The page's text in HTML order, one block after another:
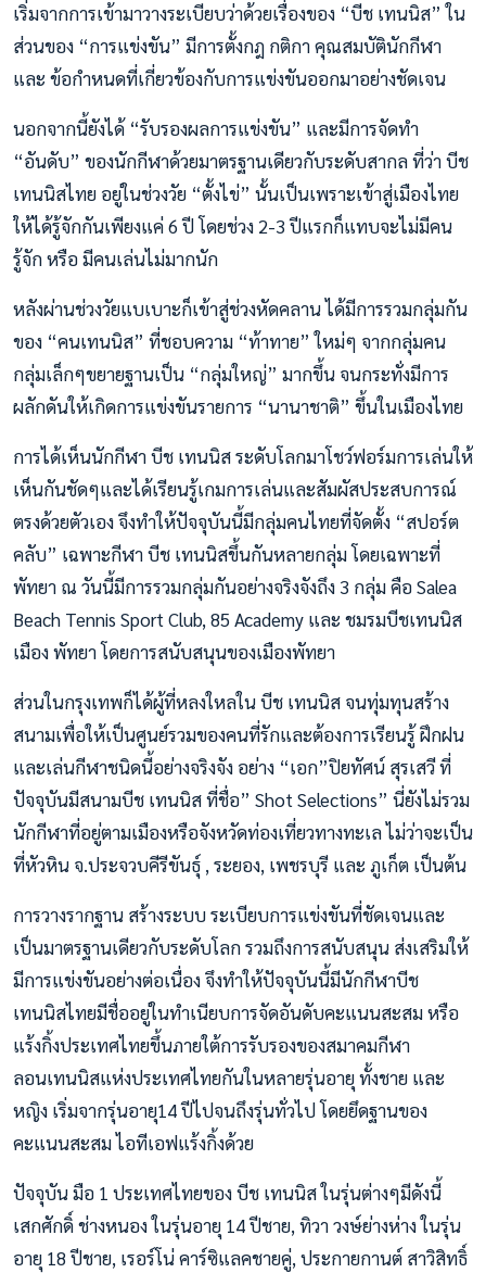
เริ่มจากการเข้ามาวางระเบียบว่าด้วยเรื่องของ “บีช เทนนิส” ใน
ส่วนของ “การแข่งขัน” มีการตั้งกฎ กติกา คุณสมบัตินักกีฬา
และ ข้อกำหนดที่เกี่ยวข้องกับการแข่งขันออกมาอย่างชัดเจน
นอกจากนี้ยังได้ “รับรองผลการแข่งขัน” และมีการจัดทำ
“อันดับ” ของนักกีฬาด้วยมาตรฐานเดียวกับระดับสากล ที่ว่า บีช
เทนนิสไทย อยู่ในช่วงวัย “ตั้งไข่” นั้นเป็นเพราะเข้าสู่เมืองไทย
ให้ได้รู้จักกันเพียงแค่ 6 ปี โดยช่วง 2-3 ปีแรกก็แทบจะไม่มีคน
รู้จัก หรือ มีคนเล่นไม่มากนัก
หลังผ่านช่วงวัยแบเบาะก็เข้าสู่ช่วงหัดคลาน ได้มีการรวมกลุ่มกัน
ของ “คนเทนนิส” ที่ชอบความ “ท้าทาย” ใหม่ๆ จากกลุ่มคน
กลุ่มเล็กๆขยายฐานเป็น “กลุ่มใหญ่” มากขึ้น จนกระทั่งมีการ
ผลักดันให้เกิดการแข่งขันรายการ “นานาชาติ” ขึ้นในเมืองไทย
การได้เห็นนักกีฬา บีช เทนนิส ระดับโลกมาโชว์ฟอร์มการเล่นให้
เห็นกันชัดๆและได้เรียนรู้เกมการเล่นและสัมผัสประสบการณ์
ตรงด้วยตัวเอง จึงทำให้ปัจจุบันนี้มีกลุ่มคนไทยที่จัดตั้ง “สปอร์ต
คลับ” เฉพาะกีฬา บีช เทนนิสขึ้นกันหลายกลุ่ม โดยเฉพาะที่
พัทยา ณ วันนี้มีการรวมกลุ่มกันอย่างจริงจังถึง 3 กลุ่ม คือ Salea
Beach Tennis Sport Club, 85 Academy และ ชมรมบีชเทนนิส
เมือง พัทยา โดยการสนับสนุนของเมืองพัทยา
ส่วนในกรุงเทพก็ได้ผู้ที่หลงใหลใน บีช เทนนิส จนทุ่มทุนสร้าง
สนามเพื่อให้เป็นศูนย์รวมของคนที่รักและต้องการเรียนรู้ ฝึกฝน
และเล่นกีฬาชนิดนี้อย่างจริงจัง อย่าง “เอก”ปิยทัศน์ สุรเสวี ที่
ปัจจุบันมีสนามบีช เทนนิส ที่ชื่อ” Shot Selections” นี่ยังไม่รวม
นักกีฬาที่อยู่ตามเมืองหรือจังหวัดท่องเที่ยวทางทะเล ไม่ว่าจะเป็น
ที่หัวหิน จ.ประจวบคีรีขันธุ์ , ระยอง, เพชรบุรี และ ภูเก็ต เป็นต้น
การวางรากฐาน สร้างระบบ ระเบียบการแข่งขันที่ชัดเจนและ
เป็นมาตรฐานเดียวกับระดับโลก รวมถึงการสนับสนุน ส่งเสริมให้
มีการแข่งขันอย่างต่อเนื่อง จึงทำให้ปัจจุบันนี้มีนักกีฬาบีช
เทนนิสไทยมีชื่ออยู่ในทำเนียบการจัดอันดับคะแนนสะสม หรือ
แร้งกิ้งประเทศไทยขึ้นภายใต้การรับรองของสมาคมกีฬา
ลอนเทนนิสแห่งประเทศไทยกันในหลายรุ่นอายุ ทั้งชาย และ
หญิง เริ่มจากรุ่นอายุ14 ปีไปจนถึงรุ่นทั่วไป โดยยึดฐานของ
คะแนนสะสม ไอทีเอฟแร้งกิ้งด้วย
ปัจจุบัน มือ 1 ประเทศไทยของ บีช เทนนิส ในรุ่นต่างๆมีดังนี้
เสกศักดิ์ ช่างหนอง ในรุ่นอายุ 14 ปีชาย, ทิวา วงษ์ย่างห่าง ในรุ่น
อายุ 18 ปีชาย, เรอร์โน่ คาร์ซิแลคชายคู่, ประกายกานต์ สาวิสิทธิ์